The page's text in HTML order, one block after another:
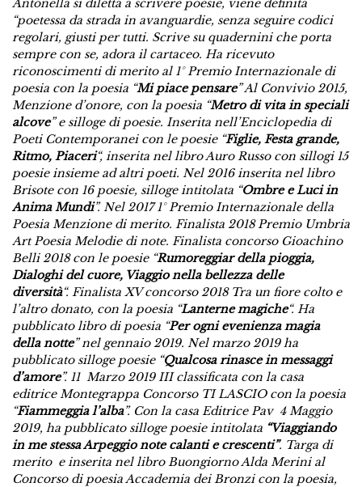
Antonella si diletta a scrivere poesie, viene definita
“poetessa da strada in avanguardie, senza seguire codici
regolari, giusti per tutti. Scrive su quadernini che porta
sempre con se, adora il cartaceo. Ha ricevuto
riconoscimenti di merito al 1° Premio Internazionale di
poesia con la poesia “Mi piace pensare” Al Convivio 2015,
Menzione d’onore, con la poesia “Metro di vita in speciali
alcove” e silloge di poesie. Inserita nell’Enciclopedia di
Poeti Contemporanei con le poesie “Figlie, Festa grande,
Ritmo, Piaceri“, inserita nel libro Auro Russo con sillogi 15
poesie insieme ad altri poeti. Nel 2016 inserita nel libro
Brisote con 16 poesie, silloge intitolata “Ombre e Luci in
Anima Mundi”. Nel 2017 1° Premio Internazionale della
Poesia Menzione di merito. Finalista 2018 Premio Umbria
Art Poesia Melodie di note. Finalista concorso Gioachino
Belli 2018 con le poesie “Rumoreggiar della pioggia,
Dialoghi del cuore, Viaggio nella bellezza delle
diversità“. Finalista XV concorso 2018 Tra un fiore colto e
l’altro donato, con la poesia “Lanterne magiche“. Ha
pubblicato libro di poesia “Per ogni evenienza magia
della notte” nel gennaio 2019. Nel marzo 2019 ha
pubblicato silloge poesie “Qualcosa rinasce in messaggi
d’amore”. 11 Marzo 2019 III classificata con la casa
editrice Montegrappa Concorso TI LASCIO con la poesia
“Fiammeggia l’alba”. Con la casa Editrice Pav 4 Maggio
2019, ha pubblicato silloge poesie intitolata “Viaggiando
in me stessa Arpeggio note calanti e crescenti”. Targa di
merito e inserita nel libro Buongiorno Alda Merini al
Concorso di poesia Accademia dei Bronzi con la poesia,